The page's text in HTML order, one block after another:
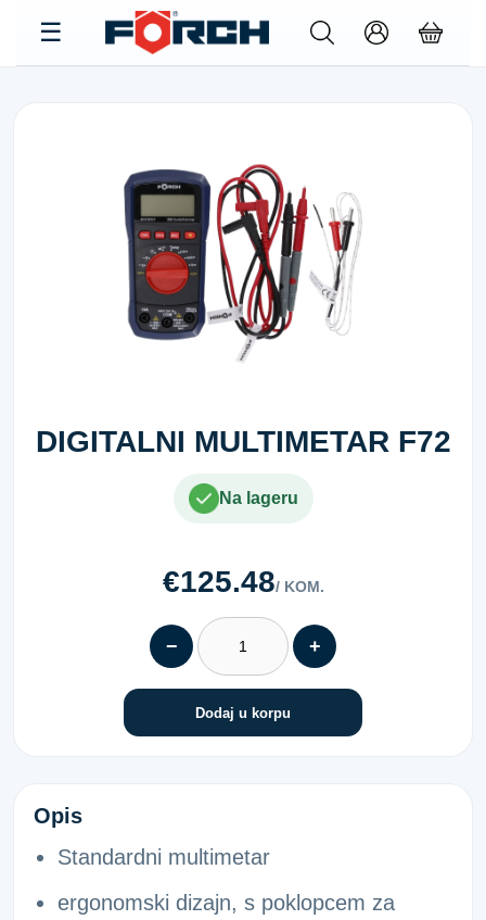
DIGITALNI MULTIMETAR F72
Na lageru
€125.48/ KOM.
− +
Dodaj u korpu
DIGITALNI MULTIMETAR F72
Opis
Standardni multimetar
ergonomski dizajn, s poklopcem za